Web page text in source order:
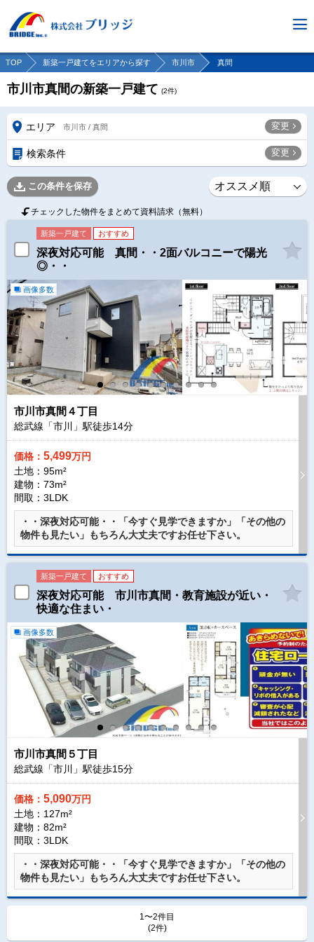
TOP 新築一戸建てをエリアから探す 市川市 真間
市川市真間の新築一戸建て (2件)
エリア 市川市 / 真間 変更
検索条件 変更
この条件を保存
チェックした物件をまとめて資料請求（無料）
新築一戸建て おすすめ
深夜対応可能 真間・・2面バルコニーで陽光
◎・・
画像多数
市川市真間４丁目
総武線「市川」駅徒歩14分
価格： 5,499万円
土地：95m²
建物：73m²
間取：3LDK
・・深夜対応可能・・「今すぐ見学できますか」「その他の
物件も見たい」もちろん大丈夫ですお任せ下さい。
新築一戸建て おすすめ
深夜対応可能 市川市真間・教育施設が近い・
快適な住まい・
画像多数
市川市真間５丁目
総武線「市川」駅徒歩15分
価格： 5,090万円
土地：127m²
建物：82m²
間取：3LDK
・・深夜対応可能・・「今すぐ見学できますか」「その他の
物件も見たい」もちろん大丈夫ですお任せ下さい。
1〜2件目
(2件)